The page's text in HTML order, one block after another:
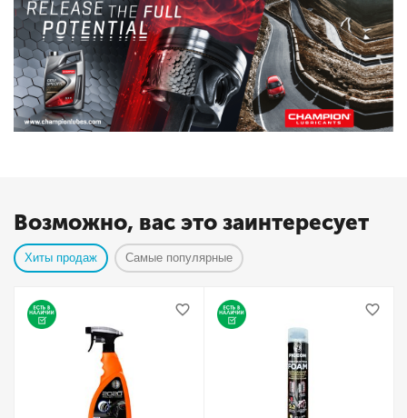
Возможно, вас это заинтересует
Хиты продаж Самые популярные